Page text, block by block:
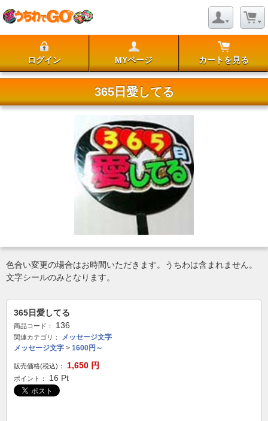
ログイン MYページ カートを見る
365日愛してる
色合い変更の場合はお時間いただきます。うちわは含まれません。
文字シールのみとなります。
365日愛してる
商品コード： 136
関連カテゴリ：
メッセージ文字
メッセージ文字 > 1600円～
販売価格(税込)： 1,650 円
ポイント： 16 Pt